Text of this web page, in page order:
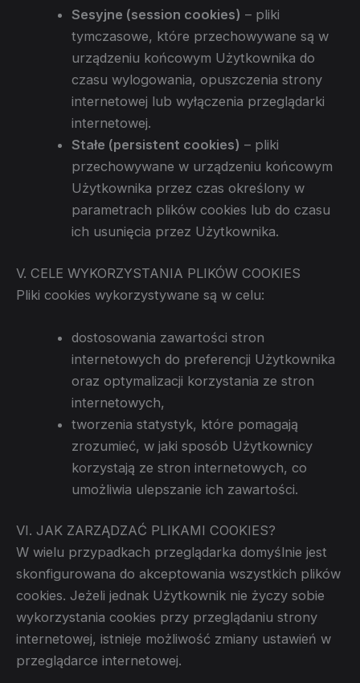
Sesyjne (session cookies) – pliki
tymczasowe, które przechowywane są w
urządzeniu końcowym Użytkownika do
czasu wylogowania, opuszczenia strony
internetowej lub wyłączenia przeglądarki
internetowej.
Stałe (persistent cookies) – pliki
przechowywane w urządzeniu końcowym
Użytkownika przez czas określony w
parametrach plików cookies lub do czasu
ich usunięcia przez Użytkownika.
V. CELE WYKORZYSTANIA PLIKÓW COOKIES
Pliki cookies wykorzystywane są w celu:
dostosowania zawartości stron
internetowych do preferencji Użytkownika
oraz optymalizacji korzystania ze stron
internetowych,
tworzenia statystyk, które pomagają
zrozumieć, w jaki sposób Użytkownicy
korzystają ze stron internetowych, co
umożliwia ulepszanie ich zawartości.
VI. JAK ZARZĄDZAĆ PLIKAMI COOKIES?
W wielu przypadkach przeglądarka domyślnie jest
skonfigurowana do akceptowania wszystkich plików
cookies. Jeżeli jednak Użytkownik nie życzy sobie
wykorzystania cookies przy przeglądaniu strony
internetowej, istnieje możliwość zmiany ustawień w
przeglądarce internetowej.